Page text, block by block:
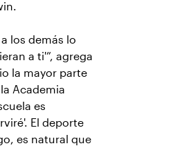
los demás lo
a ti'”, agrega
la mayor parte
Academia
es
El deporte
es natural que